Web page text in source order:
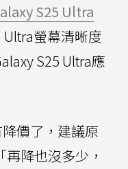
S25 Ultra
Ultra螢幕清晰度
S25 Ultra應
價了，建議原
再降也沒多少，